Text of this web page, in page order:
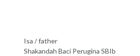
Isa / father
Shakandah Baci Perugina SBIb